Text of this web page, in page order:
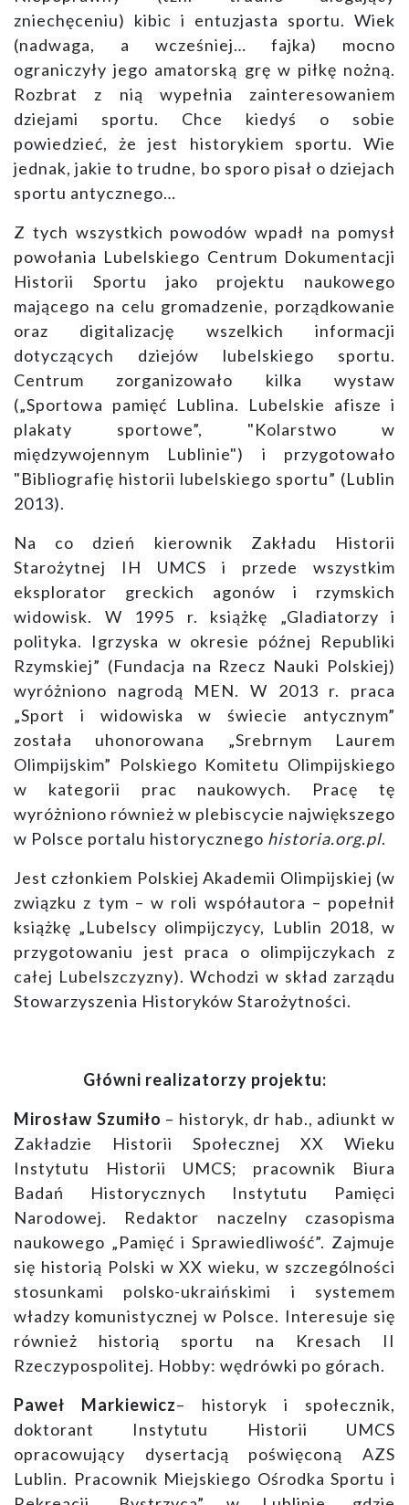
zniechęceniu) kibic i entuzjasta sportu. Wiek
(nadwaga, a wcześniej… fajka) mocno
ograniczyły jego amatorską grę w piłkę nożną.
Rozbrat z nią wypełnia zainteresowaniem
dziejami sportu. Chce kiedyś o sobie
powiedzieć, że jest historykiem sportu. Wie
jednak, jakie to trudne, bo sporo pisał o dziejach
sportu antycznego…
Z tych wszystkich powodów wpadł na pomysł
powołania Lubelskiego Centrum Dokumentacji
Historii Sportu jako projektu naukowego
mającego na celu gromadzenie, porządkowanie
oraz digitalizację wszelkich informacji
dotyczących dziejów lubelskiego sportu.
Centrum zorganizowało kilka wystaw
(„Sportowa pamięć Lublina. Lubelskie afisze i
plakaty sportowe”, "Kolarstwo w
międzywojennym Lublinie") i przygotowało
"Bibliografię historii lubelskiego sportu” (Lublin
2013).
Na co dzień kierownik Zakładu Historii
Starożytnej IH UMCS i przede wszystkim
eksplorator greckich agonów i rzymskich
widowisk. W 1995 r. książkę „Gladiatorzy i
polityka. Igrzyska w okresie późnej Republiki
Rzymskiej” (Fundacja na Rzecz Nauki Polskiej)
wyróżniono nagrodą MEN. W 2013 r. praca
„Sport i widowiska w świecie antycznym”
została uhonorowana „Srebrnym Laurem
Olimpijskim” Polskiego Komitetu Olimpijskiego
w kategorii prac naukowych. Pracę tę
wyróżniono również w plebiscycie największego
w Polsce portalu historycznego historia.org.pl.
Jest członkiem Polskiej Akademii Olimpijskiej (w
związku z tym – w roli współautora – popełnił
książkę „Lubelscy olimpijczycy, Lublin 2018, w
przygotowaniu jest praca o olimpijczykach z
całej Lubelszczyzny). Wchodzi w skład zarządu
Stowarzyszenia Historyków Starożytności.
Główni realizatorzy projektu:
Mirosław Szumiło – historyk, dr hab., adiunkt w
Zakładzie Historii Społecznej XX Wieku
Instytutu Historii UMCS; pracownik Biura
Badań Historycznych Instytutu Pamięci
Narodowej. Redaktor naczelny czasopisma
naukowego „Pamięć i Sprawiedliwość”. Zajmuje
się historią Polski w XX wieku, w szczególności
stosunkami polsko-ukraińskimi i systemem
władzy komunistycznej w Polsce. Interesuje się
również historią sportu na Kresach II
Rzeczypospolitej. Hobby: wędrówki po górach.
Paweł Markiewicz– historyk i społecznik,
doktorant Instytutu Historii UMCS
opracowujący dysertacją poświęconą AZS
Lublin. Pracownik Miejskiego Ośrodka Sportu i